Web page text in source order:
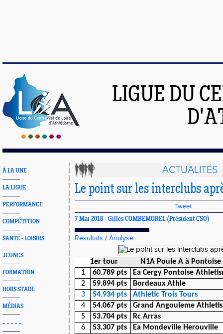
LIGUE DU
À LA UNE
LA LIGUE
PERFORMANCE
COMPÉTITION
SANTÉ - LOISIRS
JEUNES
FORMATION
HORS STADE
MÉDIAS
~ ~ ~ ~ ~
ACTUALITÉS
Le point sur les interclubs
Tweet
7 Mai 2018 - Gilles COMBEMOREL (Président CSO)
Résultats / Analyse
1er tour
N1A Poule A à Pontoise
1
60.789 pts
Ea Cergy Pontoise
2
59.894 pts
Bordeaux Athle
3
54.934 pts
Athletic Trois Tours
4
54.067 pts
Grand Angouleme
5
53.704 pts
Rc Arras
6
53.307 pts
Ea Mondeville Herouville